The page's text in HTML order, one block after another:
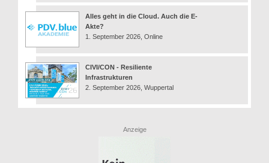
Alles geht in die Cloud. Auch die E-
Akte?
1. September 2026, Online
CIVI/CON - Resiliente
Infrastrukturen
2. September 2026, Wuppertal
Anzeige